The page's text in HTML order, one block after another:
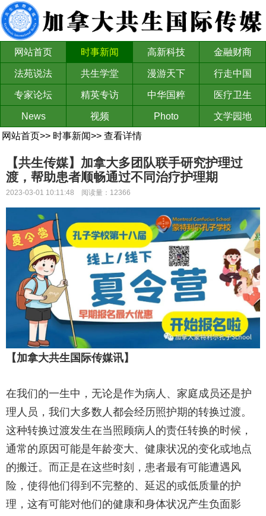
网站首页 时事新闻 高新科技 金融财商
法苑说法 共生学堂 漫游天下 行走中国
专家论坛 精英专访 中华国粹 医疗卫生
News 视频 Photo
文学园地
网站首页>> 时事新闻>> 查看详情
【共生传媒】加拿大多团队联手研究护理过
渡，帮助患者顺畅通过不同治疗护理期
2023-03-01 10:11:48 阅读量：12366
【加拿大共生国际传媒讯】
在我们的一生中，无论是作为病人、家庭成员还是护
理人员，我们大多数人都会经历照护期的转换过渡。
这种转换过渡发生在当照顾病人的责任转换的时候，
通常的原因可能是年龄变大、健康状况的变化或地点
的搬迁。而正是在这些时刻，患者最有可能遭遇风
险，使得他们得到不完整的、延迟的或低质量的护
理，这有可能对他们的健康和身体状况产生负面影